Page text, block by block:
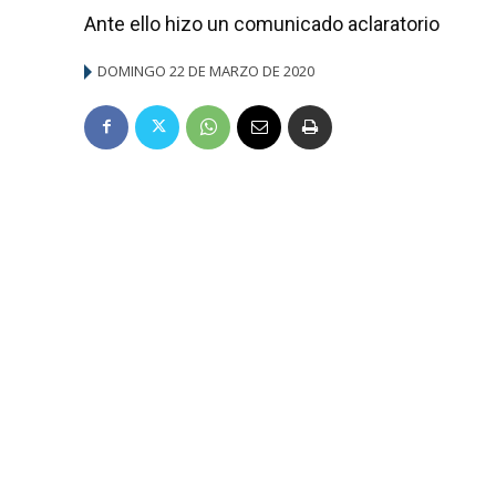
Ante ello hizo un comunicado aclaratorio
DOMINGO 22 DE MARZO DE 2020